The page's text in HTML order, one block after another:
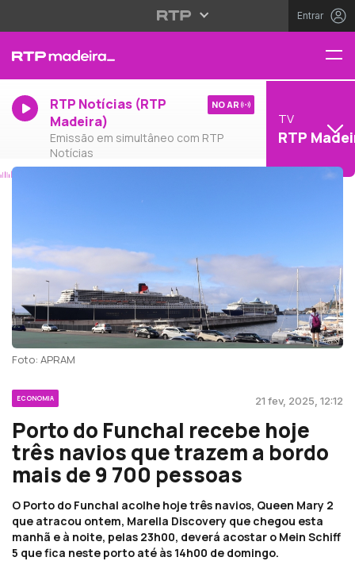
Entrar
RTP Notícias (RTP
Madeira)
Emissão em simultâneo com RTP
Notícias
NO AR
TV
RTP
Foto: APRAM
ECONOMIA 21 fev, 2025, 12:12
Porto do Funchal recebe hoje
três navios que trazem a bordo
mais de 9 700 pessoas
O Porto do Funchal acolhe hoje três navios, Queen Mary 2
que atracou ontem, Marella Discovery que chegou esta
manhã e à noite, pelas 23h00, deverá acostar o Mein Schiff
5 que fica neste porto até às 14h00 de domingo.